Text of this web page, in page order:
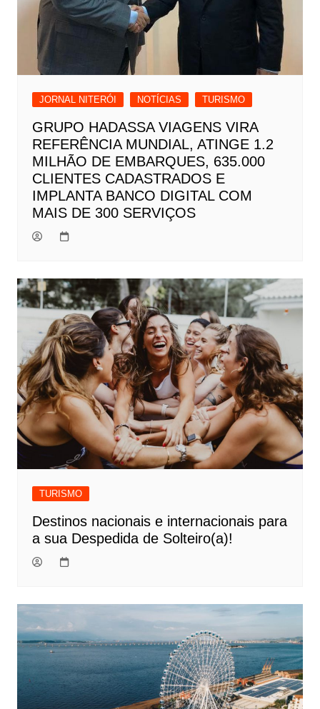
JORNAL NITERÓI NOTÍCIAS TURISMO
GRUPO HADASSA VIAGENS VIRA
REFERÊNCIA MUNDIAL, ATINGE 1.2
MILHÃO DE EMBARQUES, 635.000
CLIENTES CADASTRADOS E
IMPLANTA BANCO DIGITAL COM
MAIS DE 300 SERVIÇOS
TURISMO
Destinos nacionais e internacionais para
a sua Despedida de Solteiro(a)!